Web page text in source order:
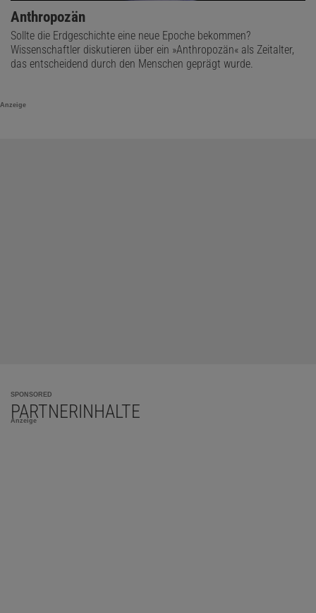
Anthropozän
Sollte die Erdgeschichte eine neue Epoche bekommen?
Wissenschaftler diskutieren über ein »Anthropozän« als Zeitalter,
das entscheidend durch den Menschen geprägt wurde.
Anzeige
SPONSORED
PARTNERINHALTE
Anzeige